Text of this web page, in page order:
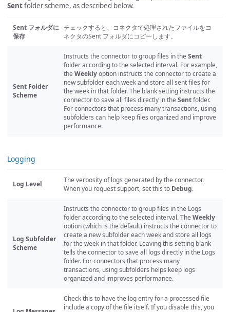
Sentfolder scheme, as described below.
Sent フォルダに
保存
チェックすると、コネクタで処理されたファイルをコ
ネクタのSent フォルダにコピーします。
Sent Folder
Scheme
Instructs the connector to group files in the Sent
folder according to the selected interval. For example,
the Weeklyoption instructs the connector to create a
new subfolder each week and store all sent files for
the week in that folder. The blank setting instructs the
connector to save all files directly in the Sentfolder.
For connectors that process many transactions, using
subfolders can help keep files organized and improve
performance.
Logging
Log Level
The verbosity of logs generated by the connector.
When you request support, set this to Debug.
Log Subfolder
Scheme
Instructs the connector to group files in the Logs
folder according to the selected interval. The Weekly
option (which is the default) instructs the connector to
create a new subfolder each week and store all logs
for the week in that folder. Leaving this setting blank
tells the connector to save all logs directly in the Logs
folder. For connectors that process many
transactions, using subfolders helps keep logs
organized and improves performance.
Check this to have the log entry for a processed file
include a copy of the file itself. If you disable this, you